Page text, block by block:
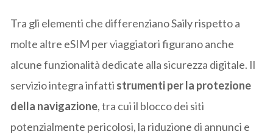
Tra gli elementi che differenziano Saily rispetto a
molte altre eSIM per viaggiatori figurano anche
alcune funzionalità dedicate alla sicurezza digitale. Il
servizio integra infatti strumenti per la protezione
della navigazione, tra cui il blocco dei siti
potenzialmente pericolosi, la riduzione di annunci e